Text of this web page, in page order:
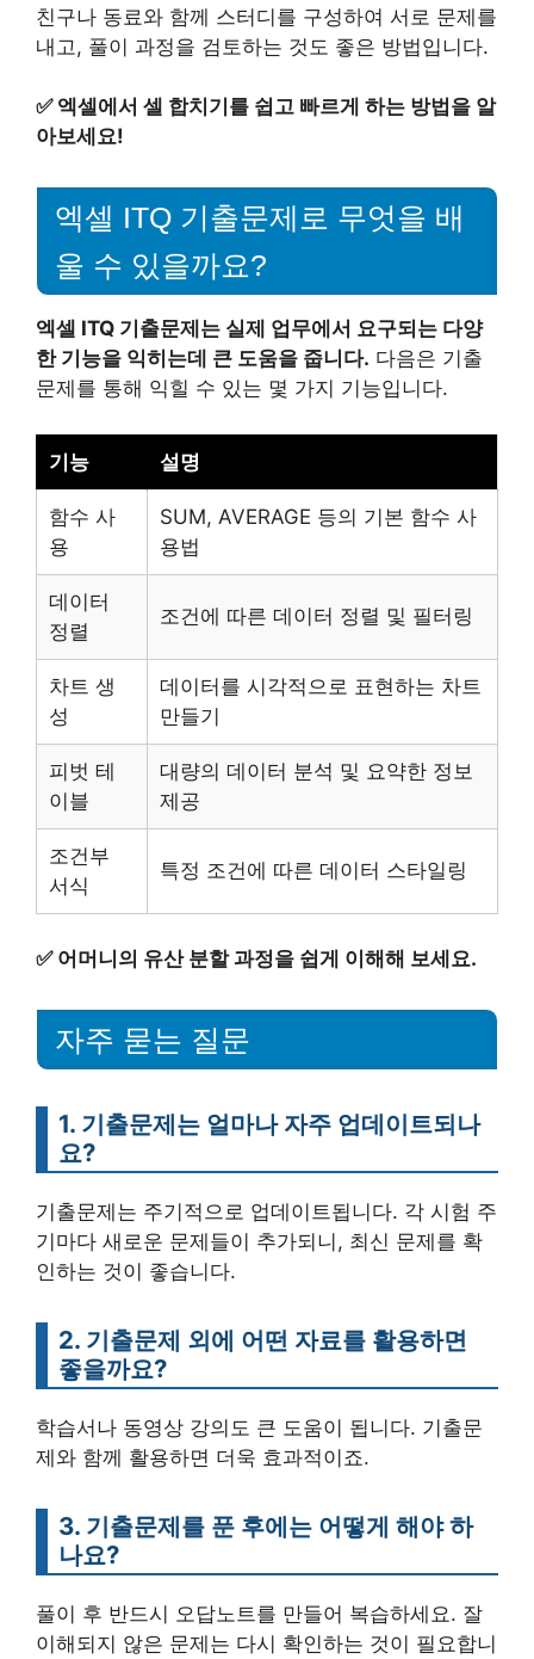
친구나 동료와 함께 스터디를 구성하여 서로 문제를
내고, 풀이 과정을 검토하는 것도 좋은 방법입니다.
✅ 엑셀에서 셀 합치기를 쉽고 빠르게 하는 방법을 알
아보세요!
엑셀 ITQ 기출문제로 무엇을 배
울 수 있을까요?
엑셀 ITQ 기출문제는 실제 업무에서 요구되는 다양
한 기능을 익히는데 큰 도움을 줍니다. 다음은 기출
문제를 통해 익힐 수 있는 몇 가지 기능입니다.
기능 설명
함수 사
용
SUM, AVERAGE 등의 기본 함수 사
용법
데이터
정렬
조건에 따른 데이터 정렬 및 필터링
차트 생
성
데이터를 시각적으로 표현하는 차트
만들기
피벗 테
이블
대량의 데이터 분석 및 요약한 정보
제공
조건부
서식
특정 조건에 따른 데이터 스타일링
✅ 어머니의 유산 분할 과정을 쉽게 이해해 보세요.
자주 묻는 질문
1. 기출문제는 얼마나 자주 업데이트되나
요?
기출문제는 주기적으로 업데이트됩니다. 각 시험 주
기마다 새로운 문제들이 추가되니, 최신 문제를 확
인하는 것이 좋습니다.
2. 기출문제 외에 어떤 자료를 활용하면
좋을까요?
학습서나 동영상 강의도 큰 도움이 됩니다. 기출문
제와 함께 활용하면 더욱 효과적이죠.
3. 기출문제를 푼 후에는 어떻게 해야 하
나요?
풀이 후 반드시 오답노트를 만들어 복습하세요. 잘
이해되지 않은 문제는 다시 확인하는 것이 필요합니